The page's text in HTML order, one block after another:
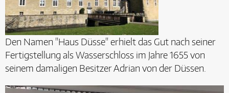
Den Namen "Haus Düsse" erhielt das Gut nach seiner
Fertigstellung als Wasserschloss im Jahre 1655 von
seinem damaligen Besitzer Adrian von der Düssen.